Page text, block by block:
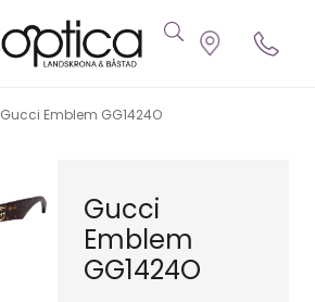
Gucci Emblem GG1424O
Gucci
Emblem
GG1424O